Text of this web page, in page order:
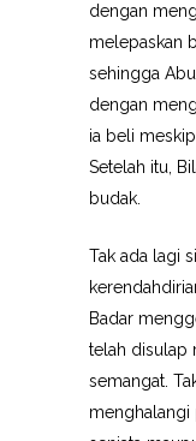
dengan
melepaskan
sehingga
dengan
ia beli
Setelah itu,
budak.
Tak ada lagi
Badar
telah disulap
semangat.
menghalangi